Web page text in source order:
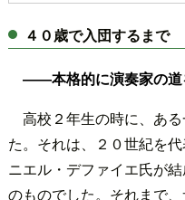
４０歳で入団するまで
――本格的に演奏家の道
高校２年生の時に、あ
た。それは、２０世紀を
ニエル・デファイエ氏が
のものでした。それまで